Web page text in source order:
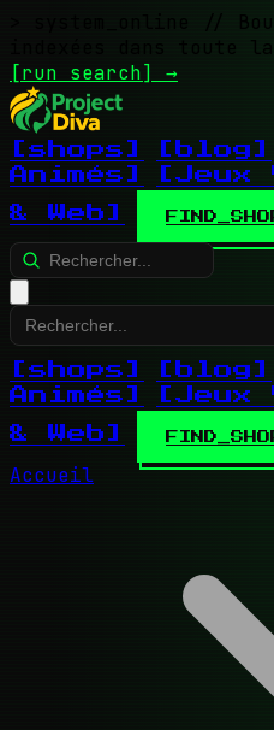
//
indexées dans toute la
[run search] →
[shops] [blog]
Animés]
[Jeux
& Web]
[shops] [blog]
Animés]
[Jeux
& Web]
Accueil